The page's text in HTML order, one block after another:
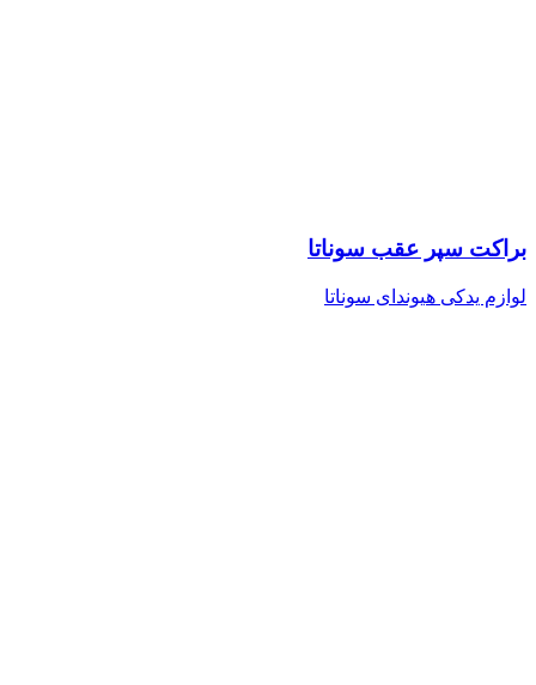
براکت سپر عقب سوناتا
لوازم یدکی هیوندای سوناتا